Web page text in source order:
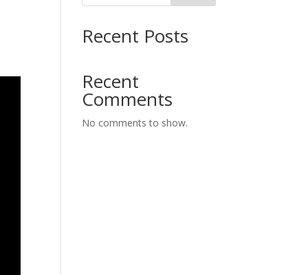
Recent Posts
Recent
Comments
No comments to show.